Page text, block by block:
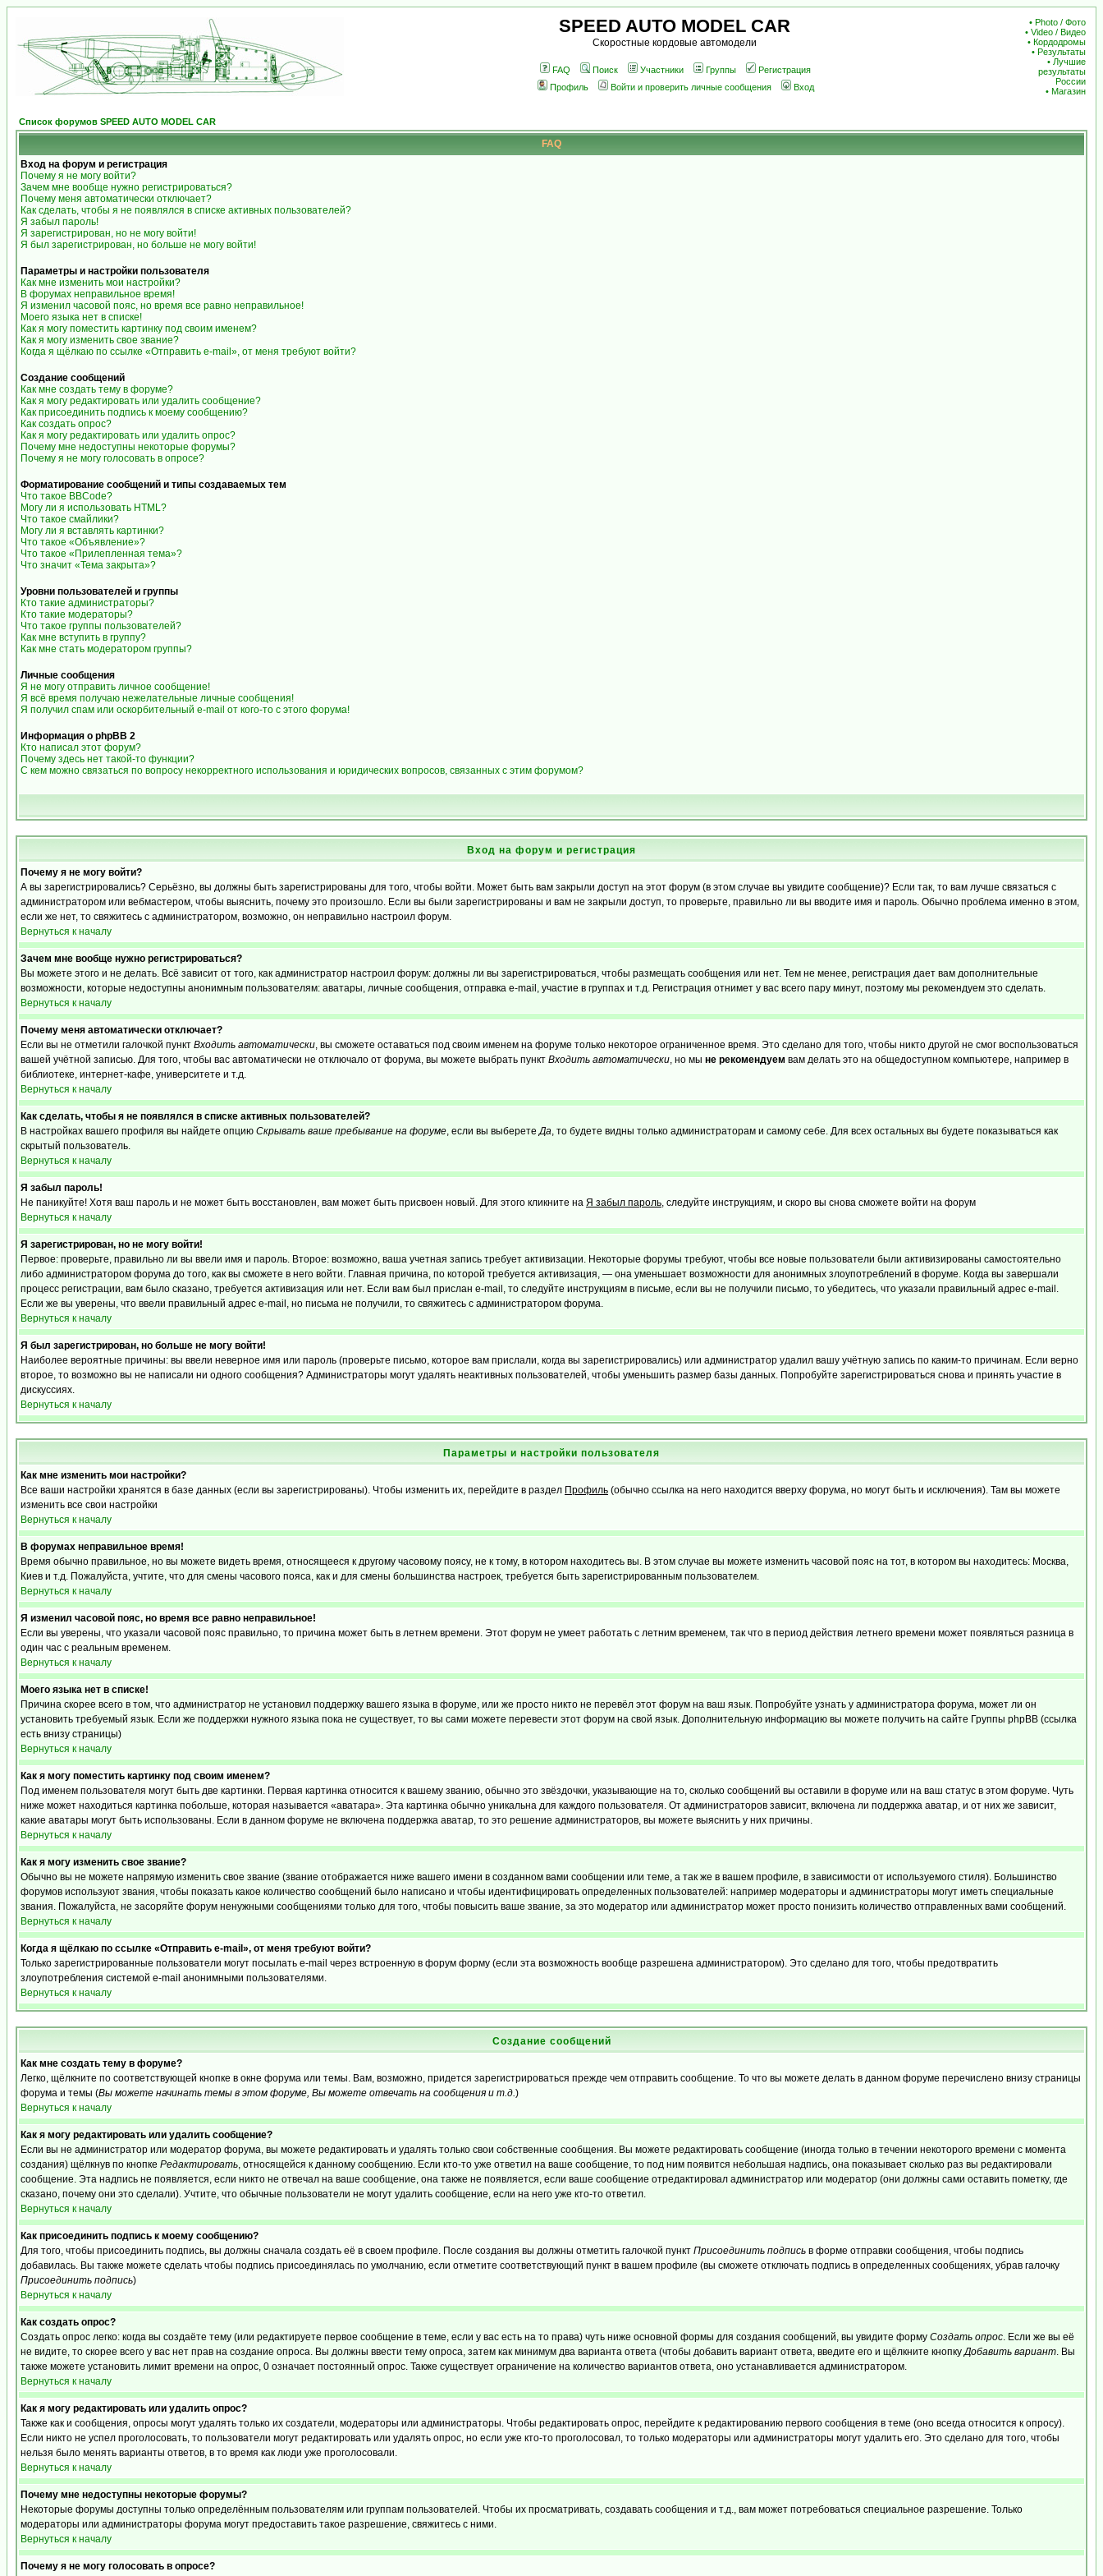
SPEED AUTO MODEL CAR
Скоростные кордовые автомодели
FAQ Поиск Участники Группы
Регистрация
Профиль
Войти и проверить личные сообщения Вход
• Photo / Фото
• Video / Видео
• Кордодромы
• Результаты
• Лучшие
результаты
России
• Магазин
Список форумов SPEED AUTO MODEL CAR
FAQ
Вход на форум и регистрация
Почему я не могу войти?
Зачем мне вообще нужно регистрироваться?
Почему меня автоматически отключает?
Как сделать, чтобы я не появлялся в списке активных пользователей?
Я забыл пароль!
Я зарегистрирован, но не могу войти!
Я был зарегистрирован, но больше не могу войти!
Параметры и настройки пользователя
Как мне изменить мои настройки?
В форумах неправильное время!
Я изменил часовой пояс, но время все равно неправильное!
Моего языка нет в списке!
Как я могу поместить картинку под своим именем?
Как я могу изменить свое звание?
Когда я щёлкаю по ссылке «Отправить e-mail», от меня требуют войти?
Создание сообщений
Как мне создать тему в форуме?
Как я могу редактировать или удалить сообщение?
Как присоединить подпись к моему сообщению?
Как создать опрос?
Как я могу редактировать или удалить опрос?
Почему мне недоступны некоторые форумы?
Почему я не могу голосовать в опросе?
Форматирование сообщений и типы создаваемых тем
Что такое BBCode?
Могу ли я использовать HTML?
Что такое смайлики?
Могу ли я вставлять картинки?
Что такое «Объявление»?
Что такое «Прилепленная тема»?
Что значит «Тема закрыта»?
Уровни пользователей и группы
Кто такие администраторы?
Кто такие модераторы?
Что такое группы пользователей?
Как мне вступить в группу?
Как мне стать модератором группы?
Личные сообщения
Я не могу отправить личное сообщение!
Я всё время получаю нежелательные личные сообщения!
Я получил спам или оскорбительный e-mail от кого-то с этого форума!
Информация о phpBB 2
Кто написал этот форум?
Почему здесь нет такой-то функции?
С кем можно связаться по вопросу некорректного использования и юридических вопросов, связанных с этим форумом?
Вход на форум и регистрация
Почему я не могу войти?
А вы зарегистрировались? Серьёзно, вы должны быть зарегистрированы для того, чтобы войти. Может быть вам закрыли доступ на этот форум (в этом случае вы увидите сообщение)? Если так, то вам лучше связаться с
администратором или вебмастером, чтобы выяснить, почему это произошло. Если вы были зарегистрированы и вам не закрыли доступ, то проверьте, правильно ли вы вводите имя и пароль. Обычно проблема именно в этом,
если же нет, то свяжитесь с администратором, возможно, он неправильно настроил форум.
Вернуться к началу
Зачем мне вообще нужно регистрироваться?
Вы можете этого и не делать. Всё зависит от того, как администратор настроил форум: должны ли вы зарегистрироваться, чтобы размещать сообщения или нет. Тем не менее, регистрация дает вам дополнительные
возможности, которые недоступны анонимным пользователям: аватары, личные сообщения, отправка e-mail, участие в группах и т.д. Регистрация отнимет у вас всего пару минут, поэтому мы рекомендуем это сделать.
Вернуться к началу
Почему меня автоматически отключает?
Если вы не отметили галочкой пункт Входить автоматически, вы сможете оставаться под своим именем на форуме только некоторое ограниченное время. Это сделано для того, чтобы никто другой не смог воспользоваться
вашей учётной записью. Для того, чтобы вас автоматически не отключало от форума, вы можете выбрать пункт Входить автоматически, но мы не рекомендуем вам делать это на общедоступном компьютере, например в
библиотеке, интернет-кафе, университете и т.д.
Вернуться к началу
Как сделать, чтобы я не появлялся в списке активных пользователей?
В настройках вашего профиля вы найдете опцию Скрывать ваше пребывание на форуме, если вы выберетеДа, то будете видны только администраторам и самому себе. Для всех остальных вы будете показываться как
скрытый пользователь.
Вернуться к началу
Я забыл пароль!
Не паникуйте! Хотя ваш пароль и не может быть восстановлен, вам может быть присвоен новый. Для этого кликните на Я забыл пароль, следуйте инструкциям, и скоро вы снова сможете войти на форум
Вернуться к началу
Я зарегистрирован, но не могу войти!
Первое: проверьте, правильно ли вы ввели имя и пароль. Второе: возможно, ваша учетная запись требует активизации. Некоторые форумы требуют, чтобы все новые пользователи были активизированы самостоятельно
либо администратором форума до того, как вы сможете в него войти. Главная причина, по которой требуется активизация, — она уменьшает возможности для анонимных злоупотреблений в форуме. Когда вы завершали
процесс регистрации, вам было сказано, требуется активизация или нет. Если вам был прислан e-mail, то следуйте инструкциям в письме, если вы не получили письмо, то убедитесь, что указали правильный адрес e-mail.
Если же вы уверены, что ввели правильный адрес e-mail, но письма не получили, то свяжитесь с администратором форума.
Вернуться к началу
Я был зарегистрирован, но больше не могу войти!
Наиболее вероятные причины: вы ввели неверное имя или пароль (проверьте письмо, которое вам прислали, когда вы зарегистрировались) или администратор удалил вашу учётную запись по каким-то причинам. Если верно
второе, то возможно вы не написали ни одного сообщения? Администраторы могут удалять неактивных пользователей, чтобы уменьшить размер базы данных. Попробуйте зарегистрироваться снова и принять участие в
дискуссиях.
Вернуться к началу
Параметры и настройки пользователя
Как мне изменить мои настройки?
Все ваши настройки хранятся в базе данных (если вы зарегистрированы). Чтобы изменить их, перейдите в раздел Профиль (обычно ссылка на него находится вверху форума, но могут быть и исключения). Там вы можете
изменить все свои настройки
Вернуться к началу
В форумах неправильное время!
Время обычно правильное, но вы можете видеть время, относящееся к другому часовому поясу, не к тому, в котором находитесь вы. В этом случае вы можете изменить часовой пояс на тот, в котором вы находитесь: Москва,
Киев и т.д. Пожалуйста, учтите, что для смены часового пояса, как и для смены большинства настроек, требуется быть зарегистрированным пользователем.
Вернуться к началу
Я изменил часовой пояс, но время все равно неправильное!
Если вы уверены, что указали часовой пояс правильно, то причина может быть в летнем времени. Этот форум не умеет работать с летним временем, так что в период действия летнего времени может появляться разница в
один час с реальным временем.
Вернуться к началу
Моего языка нет в списке!
Причина скорее всего в том, что администратор не установил поддержку вашего языка в форуме, или же просто никто не перевёл этот форум на ваш язык. Попробуйте узнать у администратора форума, может ли он
установить требуемый язык. Если же поддержки нужного языка пока не существует, то вы сами можете перевести этот форум на свой язык. Дополнительную информацию вы можете получить на сайте Группы phpBB (ссылка
есть внизу страницы)
Вернуться к началу
Как я могу поместить картинку под своим именем?
Под именем пользователя могут быть две картинки. Первая картинка относится к вашему званию, обычно это звёздочки, указывающие на то, сколько сообщений вы оставили в форуме или на ваш статус в этом форуме. Чуть
ниже может находиться картинка побольше, которая называется «аватара». Эта картинка обычно уникальна для каждого пользователя. От администраторов зависит, включена ли поддержка аватар, и от них же зависит,
какие аватары могут быть использованы. Если в данном форуме не включена поддержка аватар, то это решение администраторов, вы можете выяснить у них причины.
Вернуться к началу
Как я могу изменить свое звание?
Обычно вы не можете напрямую изменить свое звание (звание отображается ниже вашего имени в созданном вами сообщении или теме, а так же в вашем профиле, в зависимости от используемого стиля). Большинство
форумов используют звания, чтобы показать какое количество сообщений было написано и чтобы идентифицировать определенных пользователей: например модераторы и администраторы могут иметь специальные
звания. Пожалуйста, не засоряйте форум ненужными сообщениями только для того, чтобы повысить ваше звание, за это модератор или администратор может просто понизить количество отправленных вами сообщений.
Вернуться к началу
Когда я щёлкаю по ссылке «Отправить e-mail», от меня требуют войти?
Только зарегистрированные пользователи могут посылать e-mail через встроенную в форум форму (если эта возможность вообще разрешена администратором). Это сделано для того, чтобы предотвратить
злоупотребления системой e-mail анонимными пользователями.
Вернуться к началу
Создание сообщений
Как мне создать тему в форуме?
Легко, щёлкните по соответствующей кнопке в окне форума или темы. Вам, возможно, придется зарегистрироваться прежде чем отправить сообщение. То что вы можете делать в данном форуме перечислено внизу страницы
форума и темы (Вы можете начинать темы в этом форуме, Вы можете отвечать на сообщения и т.д.)
Вернуться к началу
Как я могу редактировать или удалить сообщение?
Если вы не администратор или модератор форума, вы можете редактировать и удалять только свои собственные сообщения. Вы можете редактировать сообщение (иногда только в течении некоторого времени с момента
создания) щёлкнув по кнопке Редактировать, относящейся к данному сообщению. Если кто-то уже ответил на ваше сообщение, то под ним появится небольшая надпись, она показывает сколько раз вы редактировали
сообщение. Эта надпись не появляется, если никто не отвечал на ваше сообщение, она также не появляется, если ваше сообщение отредактировал администратор или модератор (они должны сами оставить пометку, где
сказано, почему они это сделали). Учтите, что обычные пользователи не могут удалить сообщение, если на него уже кто-то ответил.
Вернуться к началу
Как присоединить подпись к моему сообщению?
Для того, чтобы присоединить подпись, вы должны сначала создать её в своем профиле. После создания вы должны отметить галочкой пункт Присоединить подпись в форме отправки сообщения, чтобы подпись
добавилась. Вы также можете сделать чтобы подпись присоединялась по умолчанию, если отметите соответствующий пункт в вашем профиле (вы сможете отключать подпись в определенных сообщениях, убрав галочку
Присоединить подпись)
Вернуться к началу
Как создать опрос?
Создать опрос легко: когда вы создаёте тему (или редактируете первое сообщение в теме, если у вас есть на то права) чуть ниже основной формы для создания сообщений, вы увидите форму Создать опрос. Если же вы её
не видите, то скорее всего у вас нет прав на создание опроса. Вы должны ввести тему опроса, затем как минимум два варианта ответа (чтобы добавить вариант ответа, введите его и щёлкните кнопкуДобавить вариант. Вы
также можете установить лимит времени на опрос, 0 означает постоянный опрос. Также существует ограничение на количество вариантов ответа, оно устанавливается администратором.
Вернуться к началу
Как я могу редактировать или удалить опрос?
Также как и сообщения, опросы могут удалять только их создатели, модераторы или администраторы. Чтобы редактировать опрос, перейдите к редактированию первого сообщения в теме (оно всегда относится к опросу).
Если никто не успел проголосовать, то пользователи могут редактировать или удалять опрос, но если уже кто-то проголосовал, то только модераторы или администраторы могут удалить его. Это сделано для того, чтобы
нельзя было менять варианты ответов, в то время как люди уже проголосовали.
Вернуться к началу
Почему мне недоступны некоторые форумы?
Некоторые форумы доступны только определённым пользователям или группам пользователей. Чтобы их просматривать, создавать сообщения и т.д., вам может потребоваться специальное разрешение. Только
модераторы или администраторы форума могут предоставить такое разрешение, свяжитесь с ними.
Вернуться к началу
Почему я не могу голосовать в опросе?